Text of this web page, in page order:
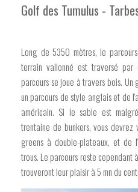
Golf des Tumulus -
Long de 5350 mètres, le
terrain vallonné est traversé
parcours se joue à travers bois.
un parcours de style anglais et de
américain. Si le sable est
trentaine de bunkers, vous
greens à double-plateaux, et de
trous. Le parcours reste cependant
trouveront leur plaisir à 5 mn du